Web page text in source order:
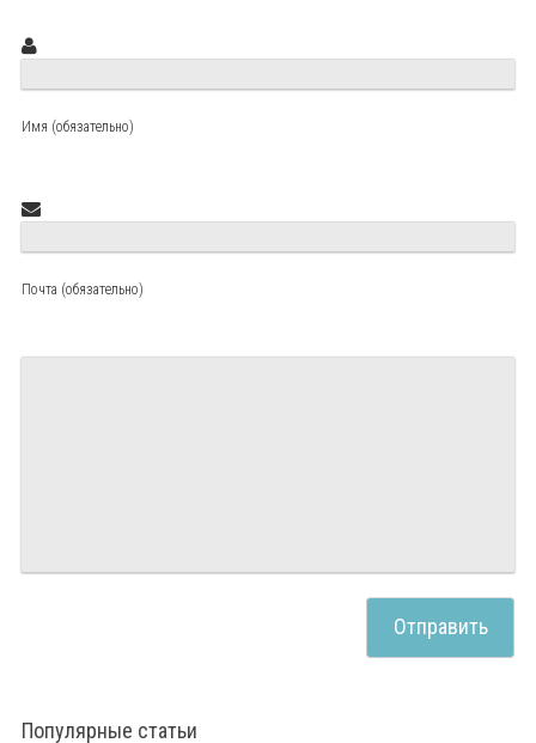
Имя (обязательно)
Почта (обязательно)
Популярные статьи